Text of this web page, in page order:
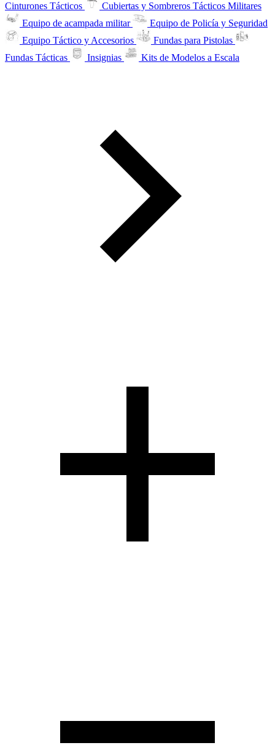
Cinturones Tácticos
Cubiertas y Sombreros Tácticos Militares
Equipo de acampada militar
Equipo de Policía y Seguridad
Equipo Táctico y Accesorios
Fundas para Pistolas
Fundas Tácticas
Insignias Kits de Modelos a Escala